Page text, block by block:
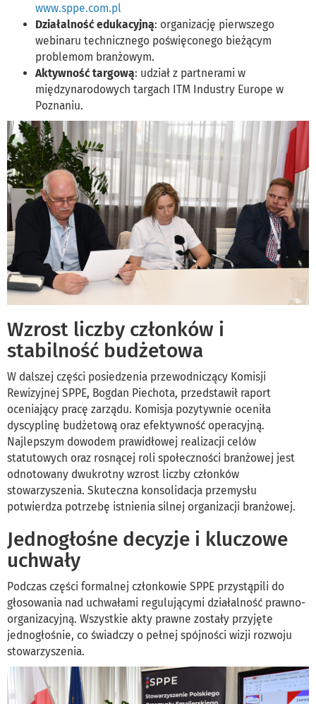
www.sppe.com.pl
Działalność edukacyjną: organizację pierwszego
webinaru technicznego poświęconego bieżącym
problemom branżowym.
Aktywność targową: udział z partnerami w
międzynarodowych targach ITM Industry Europe w
Poznaniu.
Wzrost liczby członków i
stabilność budżetowa
W dalszej części posiedzenia przewodniczący Komisji
Rewizyjnej SPPE, Bogdan Piechota, przedstawił raport
oceniający pracę zarządu. Komisja pozytywnie oceniła
dyscyplinę budżetową oraz efektywność operacyjną.
Najlepszym dowodem prawidłowej realizacji celów
statutowych oraz rosnącej roli społeczności branżowej jest
odnotowany dwukrotny wzrost liczby członków
stowarzyszenia. Skuteczna konsolidacja przemysłu
potwierdza potrzebę istnienia silnej organizacji branżowej.
Jednogłośne decyzje i kluczowe
uchwały
Podczas części formalnej członkowie SPPE przystąpili do
głosowania nad uchwałami regulującymi działalność prawno-
organizacyjną. Wszystkie akty prawne zostały przyjęte
jednogłośnie, co świadczy o pełnej spójności wizji rozwoju
stowarzyszenia.